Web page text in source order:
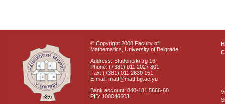
© Copyright 2008 Faculty of
Mathematics, University of Belgrade
Address: Studentski trg 16
Phone: (+381) 011 2027 801
Fax: (+381) 011 2630 151
E-mail: matf@matf.bg.ac.yu
Bank account: 840-181 5666-68
PIB: 100046603